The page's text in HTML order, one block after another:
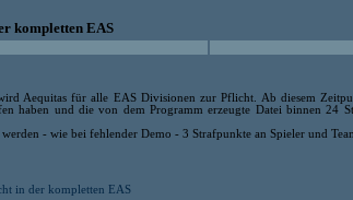
kompletten EAS
Aequitas für alle EAS Divisionen zur Pflicht. Ab diesem
haben und die von dem Programm erzeugte Datei binnen 24
- wie bei fehlender Demo - 3 Strafpunkte an Spieler und
in der kompletten EAS